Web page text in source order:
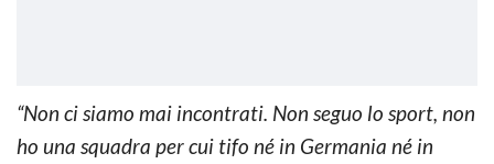
“Non ci siamo mai incontrati. Non seguo lo sport, non
ho una squadra per cui tifo né in Germania né in